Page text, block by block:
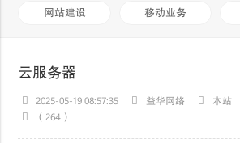
网站建设 移动业务
云服务器
2025-05-19 08:57:35 益华网络 本站
（264）